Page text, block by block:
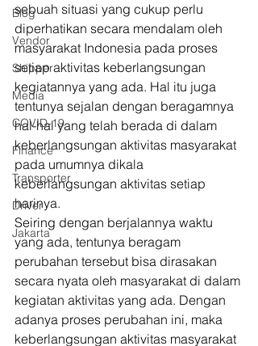
Blog
Vendor
Shipper
Media
COVID-19
Finance
Transporter
Driver
Jakarta
sebuah situasi yang cukup perlu
diperhatikan secara mendalam oleh
masyarakat Indonesia pada proses
setiap aktivitas keberlangsungan
kegiatannya yang ada. Hal itu juga
tentunya sejalan dengan beragamnya
hal-hal yang telah berada di dalam
keberlangsungan aktivitas masyarakat
pada umumnya dikala
keberlangsungan aktivitas setiap
harinya.
Seiring dengan berjalannya waktu
yang ada, tentunya beragam
perubahan tersebut bisa dirasakan
secara nyata oleh masyarakat di dalam
kegiatan aktivitas yang ada. Dengan
adanya proses perubahan ini, maka
keberlangsungan aktivitas masyarakat